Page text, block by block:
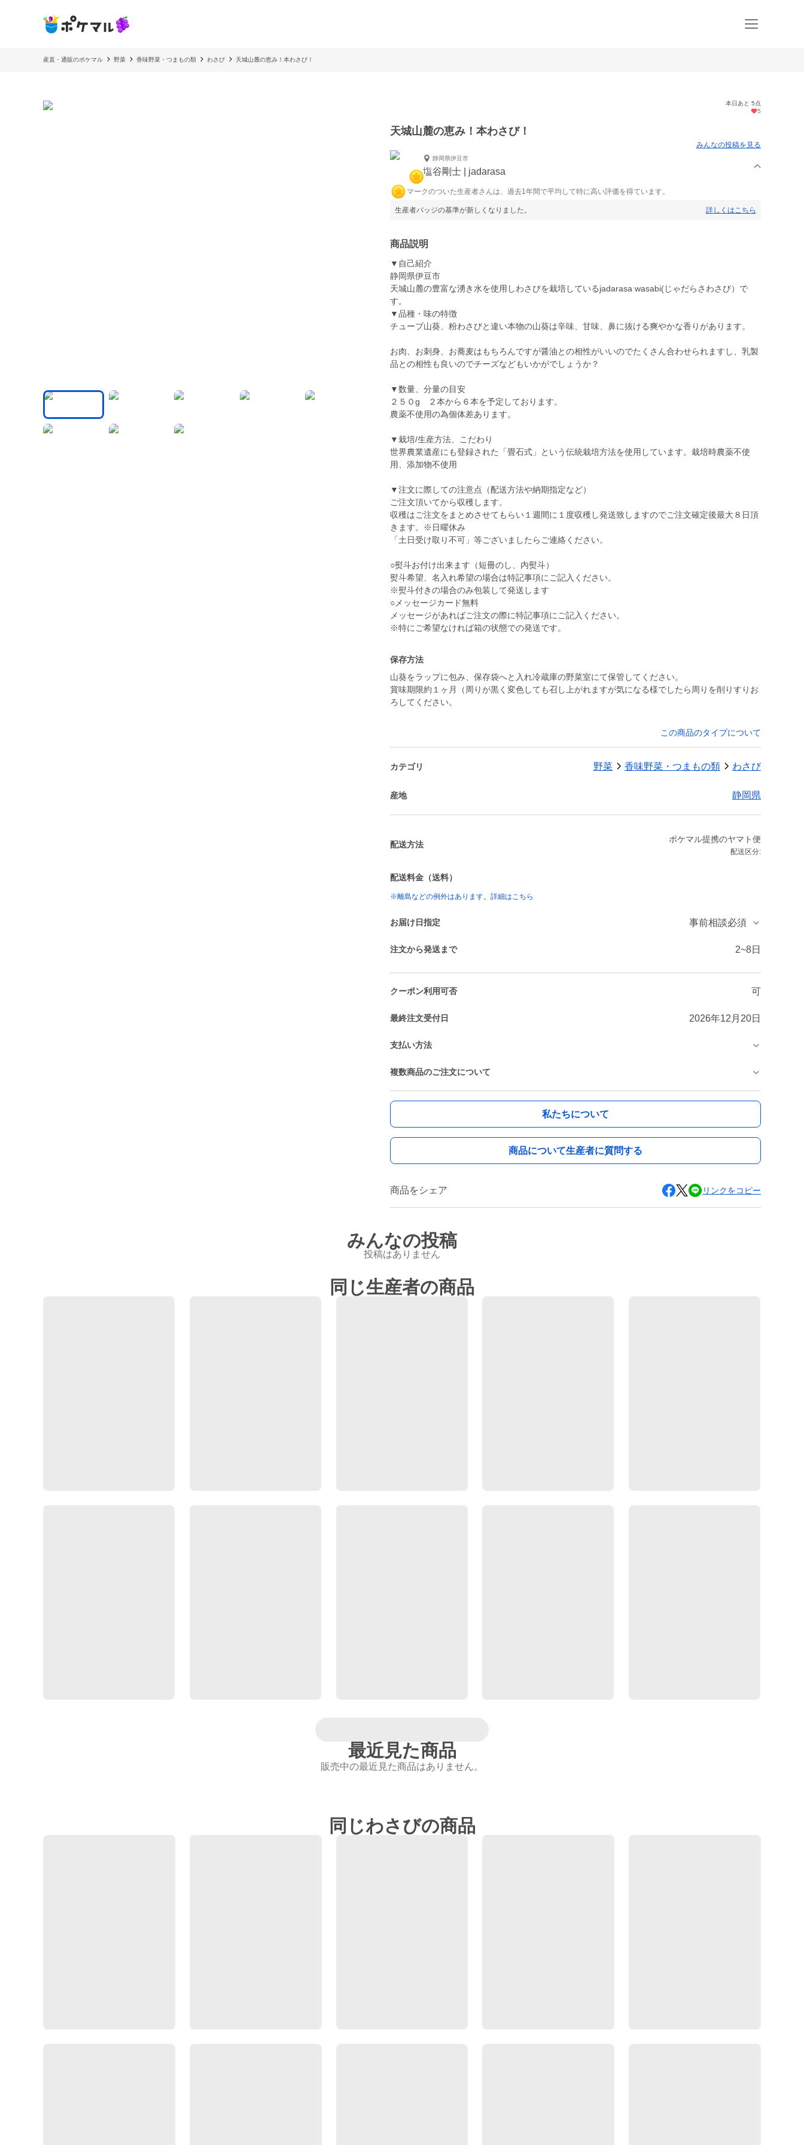
産直・通販のポケマル 野菜 香味野菜・つまもの類 わさび 天城山麓の恵み！本わさび！
本日あと 5点
5
天城山麓の恵み！本わさび！
みんなの投稿を見る
静岡県伊豆市
塩谷剛士 | jadarasa
マークのついた生産者さんは、過去1年間で平均して特に高い評価を得ています。
生産者バッジの基準が新しくなりました。 詳しくはこちら
商品説明
▼自己紹介
静岡県伊豆市
天城山麓の豊富な湧き水を使用しわさびを栽培しているjadarasa wasabi(じゃだらさわさび）で
す。
▼品種・味の特徴
チューブ山葵、粉わさびと違い本物の山葵は辛味、甘味、鼻に抜ける爽やかな香りがあります。
お肉、お刺身、お蕎麦はもちろんですが醤油との相性がいいのでたくさん合わせられますし、乳製
品との相性も良いのでチーズなどもいかがでしょうか？
▼数量、分量の目安
２５０g ２本から６本を予定しております。
農薬不使用の為個体差あります。
▼栽培/生産方法、こだわり
世界農業遺産にも登録された「畳石式」という伝統栽培方法を使用しています。栽培時農薬不使
用、添加物不使用
▼注文に際しての注意点（配送方法や納期指定など）
ご注文頂いてから収穫します。
収穫はご注文をまとめさせてもらい１週間に１度収穫し発送致しますのでご注文確定後最大８日頂
きます。※日曜休み
「土日受け取り不可」等ございましたらご連絡ください。
○熨斗お付け出来ます（短冊のし、内熨斗）
熨斗希望、名入れ希望の場合は特記事項にご記入ください。
※熨斗付きの場合のみ包装して発送します
○メッセージカード無料
メッセージがあればご注文の際に特記事項にご記入ください。
※特にご希望なければ箱の状態での発送です。
保存方法
山葵をラップに包み、保存袋へと入れ冷蔵庫の野菜室にて保管してください。
賞味期限約１ヶ月（周りが黒く変色しても召し上がれますが気になる様でしたら周りを削りすりお
ろしてください。
この商品のタイプについて
カテゴリ 野菜 香味野菜・つまもの類 わさび
産地 静岡県
配送方法
ポケマル提携のヤマト便
配送区分:
配送料金（送料）
※離島などの例外はあります。詳細はこちら
お届け日指定 事前相談必須
注文から発送まで 2~8日
クーポン利用可否 可
最終注文受付日 2026年12月20日
支払い方法
複数商品のご注文について
私たちについて
商品について生産者に質問する
商品をシェア リンクをコピー
みんなの投稿
投稿はありません
同じ生産者の商品
最近見た商品
販売中の最近見た商品はありません。
同じわさびの商品